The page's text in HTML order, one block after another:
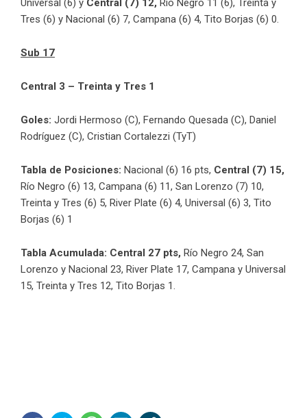
Universal (6) y Central (7) 12, Río Negro 11 (6), Treinta y
Tres (6) y Nacional (6) 7, Campana (6) 4, Tito Borjas (6) 0.
Sub 17
Central 3 – Treinta y Tres 1
Goles: Jordi Hermoso (C), Fernando Quesada (C), Daniel
Rodríguez (C), Cristian Cortalezzi (TyT)
Tabla de Posiciones: Nacional (6) 16 pts, Central (7) 15,
Río Negro (6) 13, Campana (6) 11, San Lorenzo (7) 10,
Treinta y Tres (6) 5, River Plate (6) 4, Universal (6) 3, Tito
Borjas (6) 1
Tabla Acumulada: Central 27 pts, Río Negro 24, San
Lorenzo y Nacional 23, River Plate 17, Campana y Universal
15, Treinta y Tres 12, Tito Borjas 1.